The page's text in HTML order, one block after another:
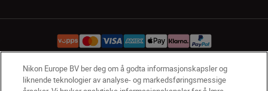
NO Nikon Sites
Nikon Europe BV ber deg om å godta informasjonskapsler og
liknende teknologier av analyse- og markedsføringsmessige